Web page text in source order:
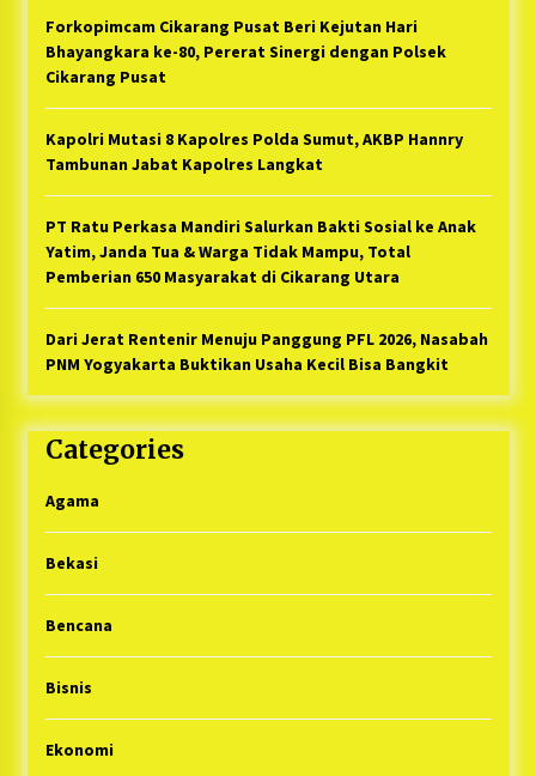
Forkopimcam Cikarang Pusat Beri Kejutan Hari
Bhayangkara ke-80, Pererat Sinergi dengan Polsek
Cikarang Pusat
Kapolri Mutasi 8 Kapolres Polda Sumut, AKBP Hannry
Tambunan Jabat Kapolres Langkat
PT Ratu Perkasa Mandiri Salurkan Bakti Sosial ke Anak
Yatim, Janda Tua & Warga Tidak Mampu, Total
Pemberian 650 Masyarakat di Cikarang Utara
Dari Jerat Rentenir Menuju Panggung PFL 2026, Nasabah
PNM Yogyakarta Buktikan Usaha Kecil Bisa Bangkit
Categories
Agama
Bekasi
Bencana
Bisnis
Ekonomi